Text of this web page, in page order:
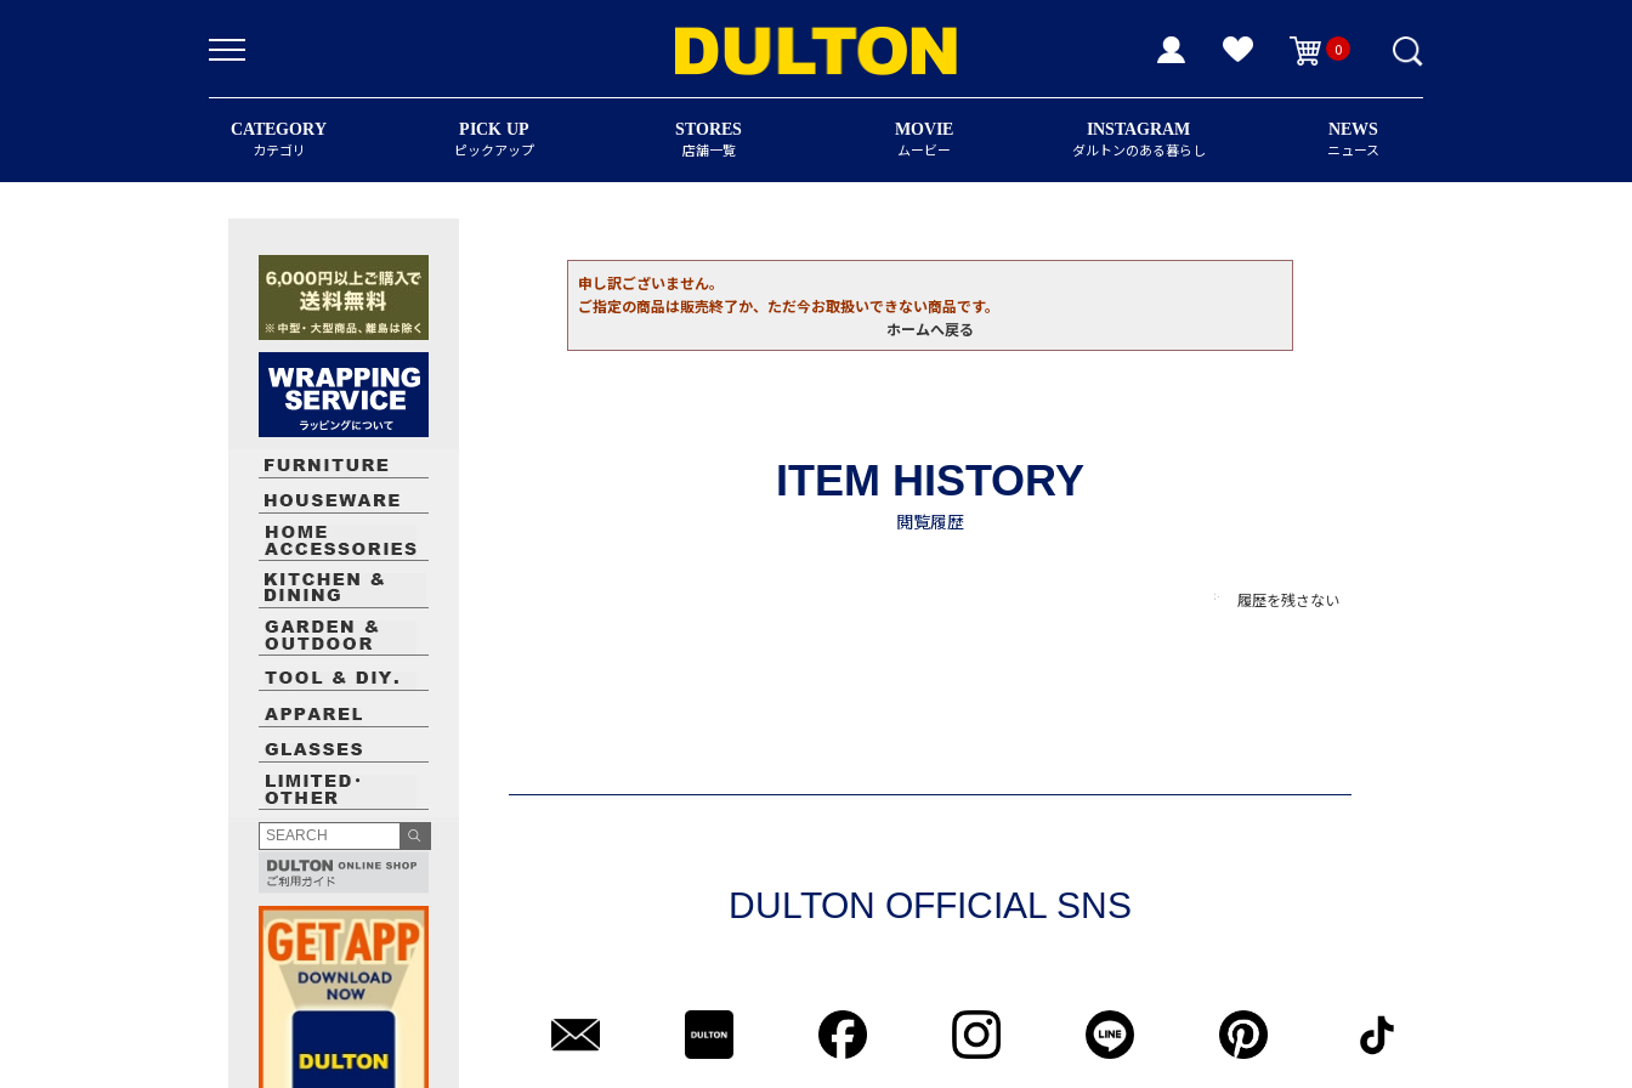
0
CATEGORY
カテゴリ
PICK UP
ピックアップ
STORES
店舗一覧
MOVIE
ムービー
INSTAGRAM
ダルトンのある暮らし
NEWS
ニュース
申し訳ございません。
ご指定の商品は販売終了か、ただ今お取扱いできない商品です。
ホームへ戻る
履歴を残さない
DULTON OFFICIAL SNS